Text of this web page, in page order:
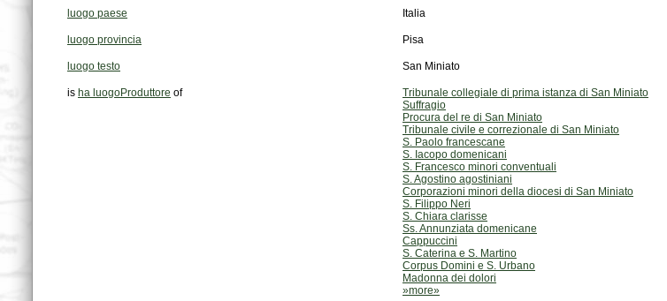
luogo paese Italia
luogo provincia Pisa
luogo testo San Miniato
is ha luogoProduttore of
Tribunale collegiale di prima istanza di San Miniato
Suffragio
Procura del re di San Miniato
Tribunale civile e correzionale di San Miniato
S. Paolo francescane
S. Iacopo domenicani
S. Francesco minori conventuali
S. Agostino agostiniani
Corporazioni minori della diocesi di San Miniato
S. Filippo Neri
S. Chiara clarisse
Ss. Annunziata domenicane
Cappuccini
S. Caterina e S. Martino
Corpus Domini e S. Urbano
Madonna dei dolori
»more»